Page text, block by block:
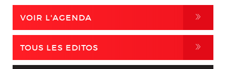
VOIR L'AGENDA ,
TOUS LES EDITOS ,